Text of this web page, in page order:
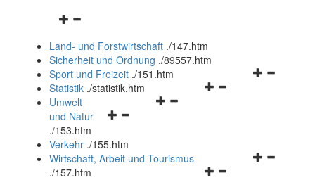
Navigationsmenü
und
schließen
Land- und Forstwirtschaft ./147.htm
Sicherheit und Ordnung ./89557.htm
Navigationsmenü
Sport und Freizeit ./151.htm
Navigationsmenü
Statistik ./statistik.htm
Navigationsmenü
und
schließen
Umwelt
und Natur
./153.htm
Verkehr ./155.htm
Navigationsmenü
Wirtschaft, Arbeit und Tourismus
./157.htm